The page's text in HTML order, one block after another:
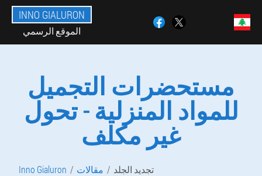
INNO GIALURON
الموقع الرسمي
مستحضرات التجميل
للمواد المنزلية - تحول
غير مكلف
Inno Gialuron مقالات تجديد الجلد